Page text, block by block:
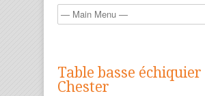
Table basse échiquier
Chester